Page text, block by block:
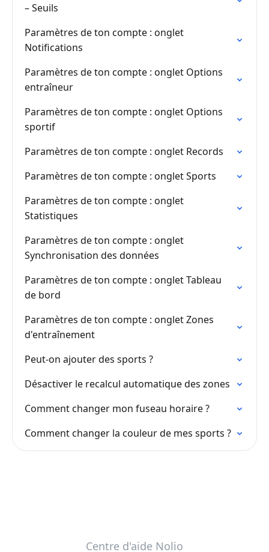
– Seuils
Paramètres de ton compte : onglet
Notifications
Paramètres de ton compte : onglet Options
entraîneur
Paramètres de ton compte : onglet Options
sportif
Paramètres de ton compte : onglet Records
Paramètres de ton compte : onglet Sports
Paramètres de ton compte : onglet
Statistiques
Paramètres de ton compte : onglet
Synchronisation des données
Paramètres de ton compte : onglet Tableau
de bord
Paramètres de ton compte : onglet Zones
d'entraînement
Peut-on ajouter des sports ?
Désactiver le recalcul automatique des zones
Comment changer mon fuseau horaire ?
Comment changer la couleur de mes sports ?
Centre d'aide Nolio